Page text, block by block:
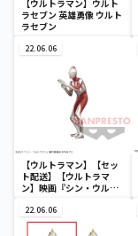
【ウルトラマン】ウルト
ラセブン 英雄勇像 ウルト
ラセブン
22.06.06
【ウルトラマン】【セッ
ト配送】【ウルトラマ
ン】映画『シン・ウルト
ラマン
22.06.06